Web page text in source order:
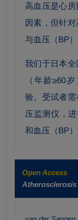
高血压是心
因素，但针
与血压（BP
我们于日本
（年龄≥60
验。受试者
压监测仪，
和血压（BP）
Open Access
Atherosclerosis